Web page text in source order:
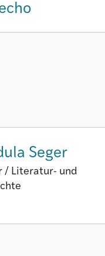
Seger
/ Literatur- und